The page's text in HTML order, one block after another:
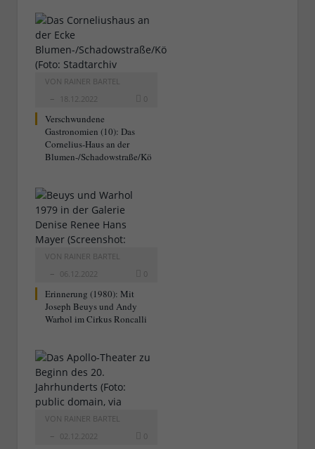
VON RAINER BARTEL
18.12.2022
0
Verschwundene
Gastronomien (10): Das
Cornelius-Haus an der
Blumen-/Schadowstraße/Kö
VON RAINER BARTEL
06.12.2022
0
Erinnerung (1980): Mit
Joseph Beuys und Andy
Warhol im Cirkus Roncalli
VON RAINER BARTEL
02.12.2022
0